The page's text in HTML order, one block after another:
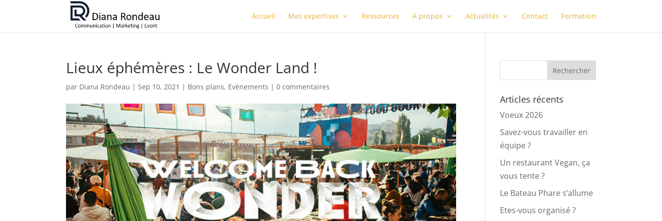
Accueil Mes expertises Ressources A propos Actualités Contact Formation
Lieux éphémères : Le Wonder Land !
par Diana Rondeau |Sep 10, 2021 | Bons plans, Evénements |0 commentaires
Articles récents
Voeux 2026
Savez-vous travailler en
équipe ?
Un restaurant Vegan, ça
vous tente ?
Le Bateau Phare s’allume
Etes-vous organisé ?